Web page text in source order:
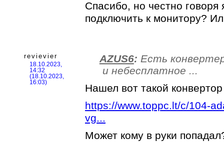
Спасибо, но честно
подключить к монитору?
revievier
18.10.2023,
14:32
(18.10.2023,
16:03)
AZUS6: Есть
и небесплатное ...
Нашел вот такой
https://www.toppc.lt/c/104-
vg...
Может кому в руки